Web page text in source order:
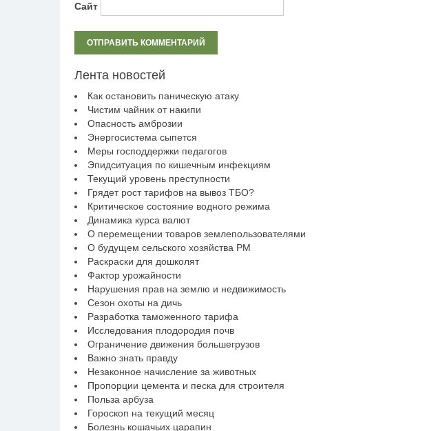
Сайт
Лента новостей
Как остановить паническую атаку
Чистим чайник от накипи
Опасность амброзии
Энергосистема сыпется
Меры господдержки педагогов
Эпидситуация по кишечным инфекциям
Текущий уровень преступности
Грядет рост тарифов на вывоз ТБО?
Критическое состояние водного режима
Динамика курса валют
О перемещении товаров землепользователями
О будущем сельского хозяйства РМ
Раскраски для дошколят
Фактор урожайности
Нарушения прав на землю и недвижимость
Сезон охоты на дичь
Разработка таможенного тарифа
Исследования плодородия почв
Ограничение движения большегрузов
Важно знать правду
Незаконное начисление за животных
Пропорции цемента и песка для строителя
Польза арбуза
Гороскоп на текущий месяц
Болезнь кошачьих царапин